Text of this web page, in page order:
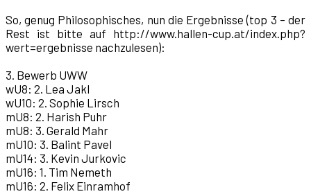
So, genug Philosophisches, nun die Ergebnisse (top 3 – der
Rest ist bitte auf http://www.hallen-cup.at/index.php?
wert=ergebnisse nachzulesen):
3. Bewerb UWW
wU8: 2. Lea Jakl
wU10: 2. Sophie Lirsch
mU8: 2. Harish Puhr
mU8: 3. Gerald Mahr
mU10: 3. Balint Pavel
mU14: 3. Kevin Jurkovic
mU16: 1. Tim Nemeth
mU16: 2. Felix Einramhof